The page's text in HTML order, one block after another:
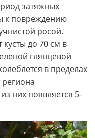
затяжных
к повреждению
росой.
до 70 см в
глянцевой
в пределах
них появляется 5-